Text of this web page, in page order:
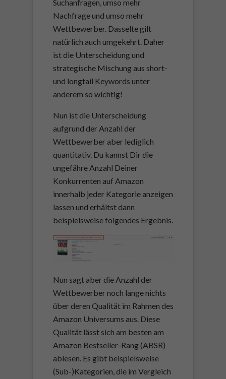
Suchanfragen, umso mehr
Nachfrage und umso mehr
Wettbewerber. Dasselte gilt
natürlich auch umgekehrt. Daher
ist die Unterscheidung und
strategische Mischung aus short-
und longtail Keywords unter
anderem so wichtig!
Nun ist die Unterscheidung
aufgrund der Anzahl der
Wettbewerber aber lediglich
quantitativ. Du kannst Dir die
ungefähre Anzahl Deiner
Konkurrenten auf Amazon
innerhalb jeder Kategorie anzeigen
lassen und erhältst dann
beispielsweise folgendes Ergebnis.
Nun sagt aber die Anzahl der
Wettbewerber noch lange nichts
über deren Qualität im Rahmen des
Amazon Universums aus. Diese
Qualität lässt sich am besten am
Amazon Bestseller-Rang (ABSR)
ablesen. Es gibt beispielsweise
(Sub-)Kategorien, die im Vergleich